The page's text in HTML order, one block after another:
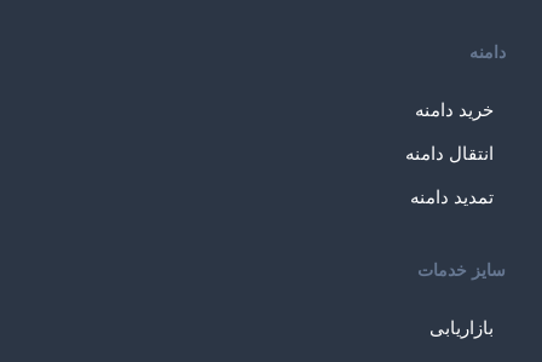
دامنه
خرید دامنه
انتقال دامنه
تمدید دامنه
سایز خدمات
بازاریابی